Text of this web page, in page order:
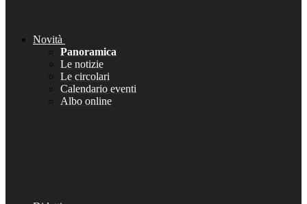
Novità
Panoramica
Le notizie
Le circolari
Calendario eventi
Albo online